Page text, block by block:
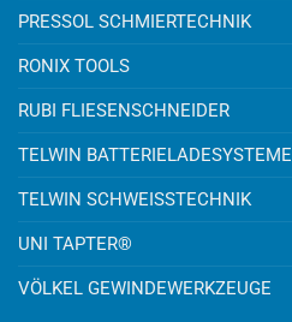
PRESSOL SCHMIERTECHNIK
RONIX TOOLS
RUBI FLIESENSCHNEIDER
TELWIN BATTERIELADESYSTEME
TELWIN SCHWEISSTECHNIK
UNI TAPTER®
VÖLKEL GEWINDEWERKZEUGE